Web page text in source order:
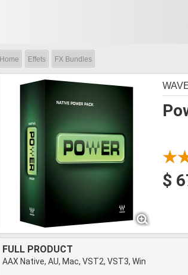
Home Effets FX Bundles
$
FULL PRODUCT
AAX Native, AU, Mac, VST2, VST3, Win